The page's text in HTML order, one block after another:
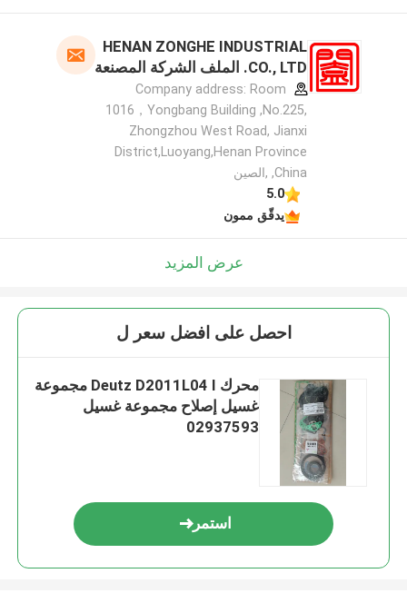
HENAN ZONGHE INDUSTRIAL
CO., LTD. الملف الشركة المصنعة
Company address: Room
1016，Yongbang Building ,No.225,
Zhongzhou West Road, Jianxi
District,Luoyang,Henan Province
,China ,الصين
5.0
يدقّق ممون
عرض المزيد
احصل على افضل سعر ل
محرك Deutz D2011L04 I مجموعة
غسيل إصلاح مجموعة غسيل
02937593
استمر